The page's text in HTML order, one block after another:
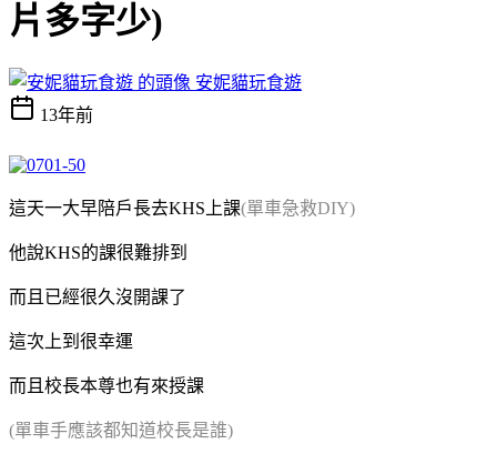
片多字少)
安妮貓玩食遊
13年前
這天一大早陪戶長去KHS上課(單車急救DIY)
他說KHS的課很難排到
而且已經很久沒開課了
這次上到很幸運
而且校長本尊也有來授課
(單車手應該都知道校長是誰)